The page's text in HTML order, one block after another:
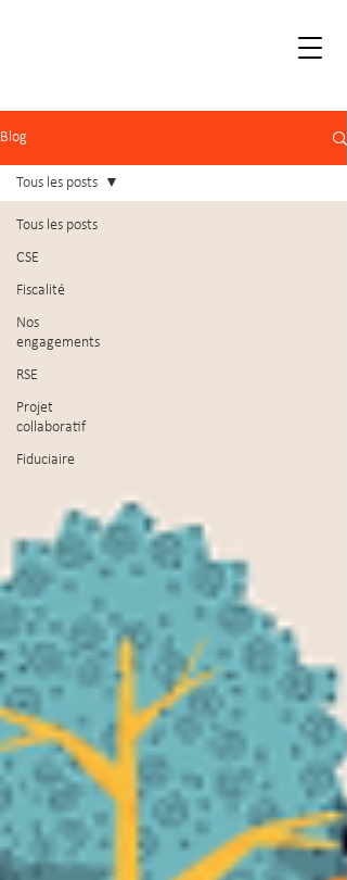
Blog
Tous les posts
CSE
Fiscalité
Nos
engagements
RSE
Projet
collaboratif
Fiduciaire
Tous les posts